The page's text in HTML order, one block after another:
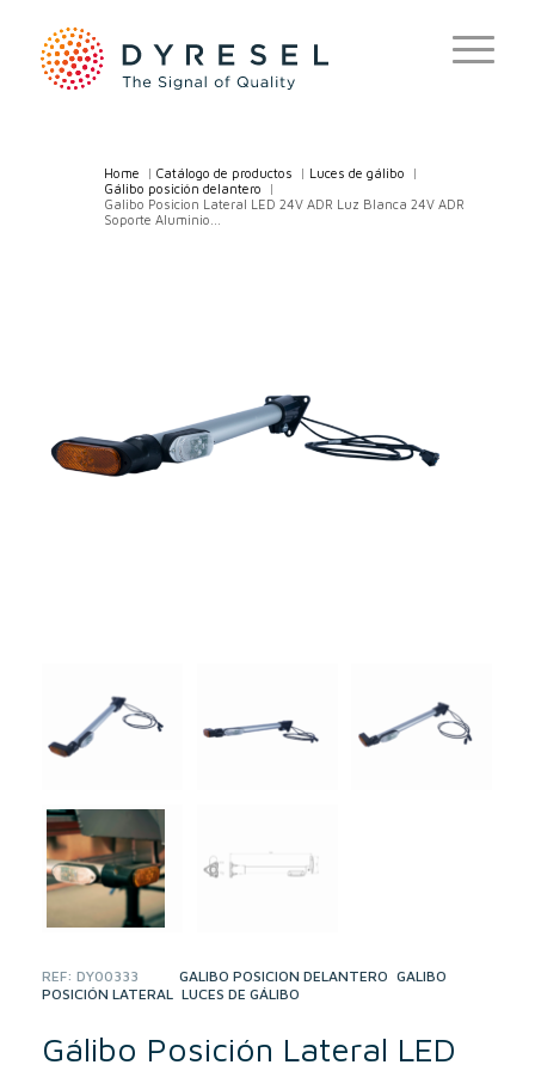
Home /Catálogo de productos Luces de gálibo
Gálibo posición delantero
Galibo Posicion Lateral LED 24V ADR Luz Blanca 24V ADR
Soporte Aluminio...
REF:DY00333
CATEGORIES:GÁLIBO POSICIÓN DELANTERO ,GÁLIBO
POSICIÓN LATERAL
,LUCES DE GÁLIBO
Gálibo Posición Lateral LED